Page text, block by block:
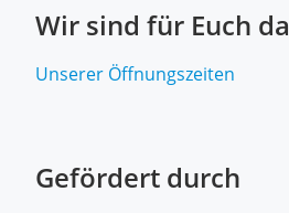
Wir sind für Euch da
Unserer Öffnungszeiten
Gefördert durch